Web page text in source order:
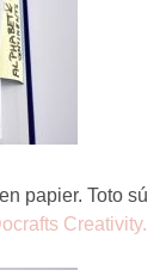
papier. Toto sú
Creativity.